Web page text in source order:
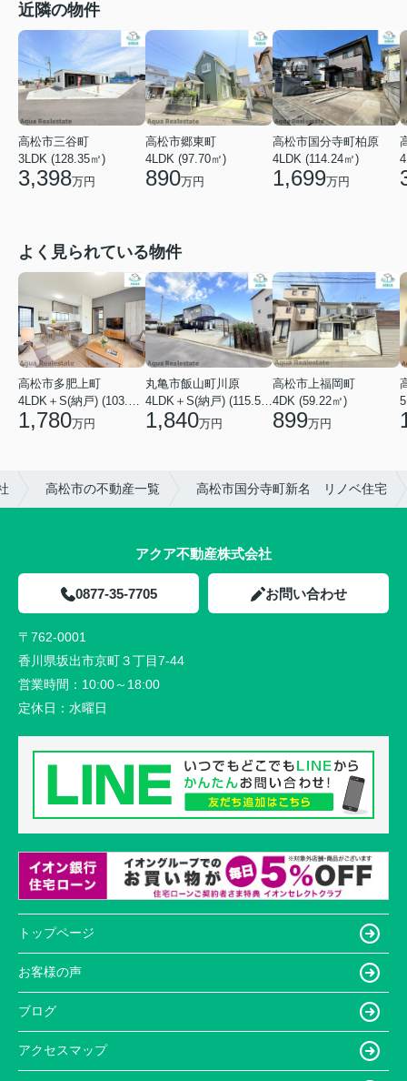
近隣の物件
高松市三谷町
3LDK (128.35㎡)
3,398万円
高松市郷東町
4LDK (97.70㎡)
890万円
高松市国分寺町柏原
4LDK (114.24㎡)
1,699万円
よく見られている物件
高松市多肥上町
4LDK＋S(納戸) (103.51㎡)
1,780万円
丸亀市飯山町川原
4LDK＋S(納戸) (115.52㎡)
1,840万円
高松市上福岡町
4DK (59.22㎡)
899万円
高松市の不動産一覧 高松市国分寺町新名 リノベ住宅
アクア不動産株式会社
0877-35-7705 お問い合わせ
〒762-0001
香川県坂出市京町３丁目7-44
営業時間： 10:00～18:00
定休日： 水曜日
トップページ
お客様の声
ブログ
アクセスマップ